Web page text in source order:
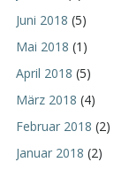
Juni 2018 (5)
Mai 2018 (1)
April 2018 (5)
März 2018 (4)
Februar 2018 (2)
Januar 2018 (2)